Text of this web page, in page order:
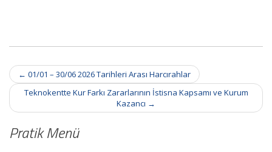
Post
navigation
← 01/01 – 30/06 2026 Tarihleri Arası Harcırahlar
Teknokentte Kur Farkı Zararlarının İstisna Kapsamı ve Kurum
Kazancı →
Pratik Menü